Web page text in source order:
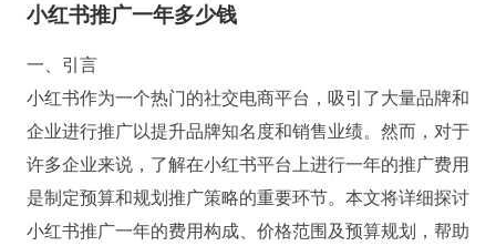
小红书推广一年多少钱
一、引言
小红书作为一个热门的社交电商平台，吸引了大量品牌和
企业进行推广以提升品牌知名度和销售业绩。然而，对于
许多企业来说，了解在小红书平台上进行一年的推广费用
是制定预算和规划推广策略的重要环节。本文将详细探讨
小红书推广一年的费用构成、价格范围及预算规划，帮助